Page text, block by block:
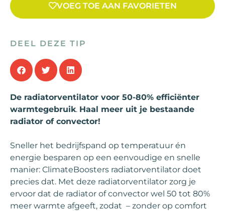
De radiatorventilator voor 50-80% efficiënter
warmtegebruik. Haal meer uit je bestaande
radiator of convector!
Sneller het bedrijfspand op temperatuur én
energie besparen op een eenvoudige en snelle
manier: ClimateBoosters radiatorventilator doet
precies dat. Met deze radiatorventilator zorg je
ervoor dat de radiator of convector wel 50 tot 80%
meer warmte afgeeft, zodat – zonder op comfort
VOEG TOE AAN FAVORIETEN
DEEL DEZE TIP